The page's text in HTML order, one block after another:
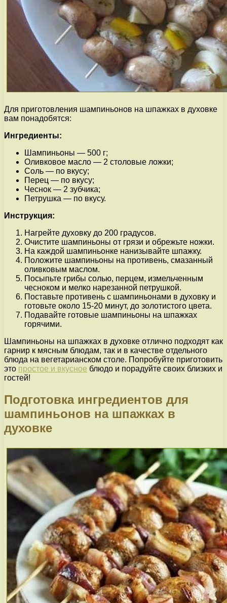
Для приготовления шампиньонов на шпажках в духовке
вам понадобятся:
Ингредиенты:
Шампиньоны — 500 г;
Оливковое масло — 2 столовые ложки;
Соль — по вкусу;
Перец — по вкусу;
Чеснок — 2 зубчика;
Петрушка — по вкусу.
Инструкция:
Нагрейте духовку до 200 градусов.
Очистите шампиньоны от грязи и обрежьте ножки.
На каждой шампиньонке нанизывайте шпажку.
Положите шампиньоны на противень, смазанный
оливковым маслом.
Посыпьте грибы солью, перцем, измельченным
чесноком и мелко нарезанной петрушкой.
Поставьте противень с шампиньонами в духовку и
готовьте около 15-20 минут, до золотистого цвета.
Подавайте готовые шампиньоны на шпажках
горячими.
Шампиньоны на шпажках в духовке отлично подходят как
гарнир к мясным блюдам, так и в качестве отдельного
блюда на вегетарианском столе. Попробуйте приготовить
это простое и вкусное блюдо и порадуйте своих близких и
гостей!
Подготовка ингредиентов для
шампиньонов на шпажках в
духовке